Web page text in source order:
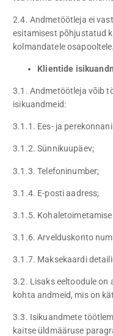
2.4. Andmetöötleja ei
esitamisest põhjustatud
kolmandatele osapooltele.
Klientide
3.1. Andmetöötleja võib
isikuandmeid:
3.1.1. Ees- ja
3.1.2. Sünnikuupäev;
3.1.3. Telefoninumber;
3.1.4. E-posti aadress;
3.1.5.
3.1.6. Arvelduskonto
3.1.7. Maksekaardi
3.2. Lisaks eeltoodule on
kohta andmeid, mis on
3.3. Isikuandmete
kaitse üldmääruse